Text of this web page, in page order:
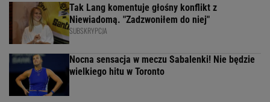
Tak Lang komentuje głośny konflikt z
Niewiadomą. "Zadzwoniłem do niej"
SUBSKRYPCJA
Nocna sensacja w meczu Sabalenki! Nie będzie
wielkiego hitu w Toronto